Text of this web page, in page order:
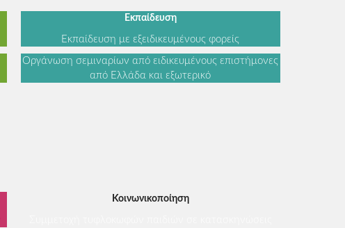
Εκπαίδευση
Εκπαίδευση με εξειδικευμένους φορείς
Οργάνωση σεμιναρίων από ειδικευμένους επιστήμονες
από Ελλάδα και εξωτερικό
Κοινωνικοποίηση